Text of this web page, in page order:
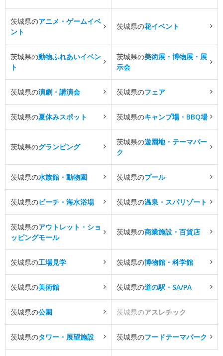
茨城県のアニメ・ゲームイベ
ント
茨城県の花イベント
茨城県の動物ふれあいイベン
ト
茨城県の美術展・博物展・展
示会
茨城県の演劇・講演会 茨城県のフェア
茨城県の夏休みスポット 茨城県のキャンプ場・BBQ場
茨城県のグランピング
茨城県の遊園地・テーマパー
ク
茨城県の水族館・動物園 茨城県のプール
茨城県のビーチ・海水浴場 茨城県の温泉・スパリゾート
茨城県のアウトレット・ショ
ッピングモール
茨城県の商業施設・百貨店
茨城県の工場見学 茨城県の博物館・科学館
茨城県の美術館 茨城県の道の駅・SA/PA
茨城県の公園 茨城県のアスレチック
茨城県のタワー・展望施設 茨城県のフードテーマパーク